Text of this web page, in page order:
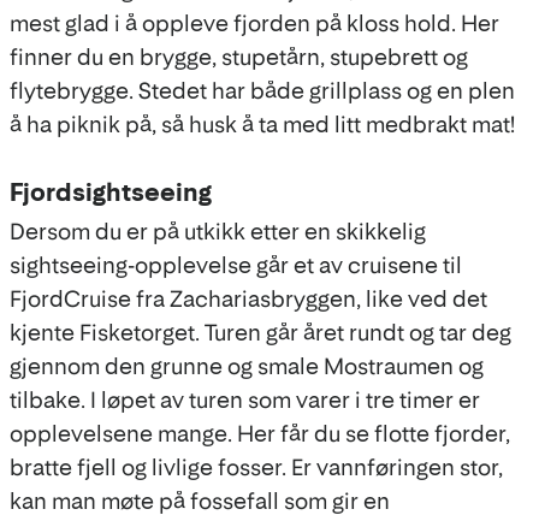
mest glad i å oppleve fjorden på kloss hold. Her
finner du en brygge, stupetårn, stupebrett og
flytebrygge. Stedet har både grillplass og en plen
å ha piknik på, så husk å ta med litt medbrakt mat!
Fjordsightseeing
Dersom du er på utkikk etter en skikkelig
sightseeing-opplevelse går et av cruisene til
FjordCruise fra Zachariasbryggen, like ved det
kjente Fisketorget. Turen går året rundt og tar deg
gjennom den grunne og smale Mostraumen og
tilbake. I løpet av turen som varer i tre timer er
opplevelsene mange. Her får du se flotte fjorder,
bratte fjell og livlige fosser. Er vannføringen stor,
kan man møte på fossefall som gir en